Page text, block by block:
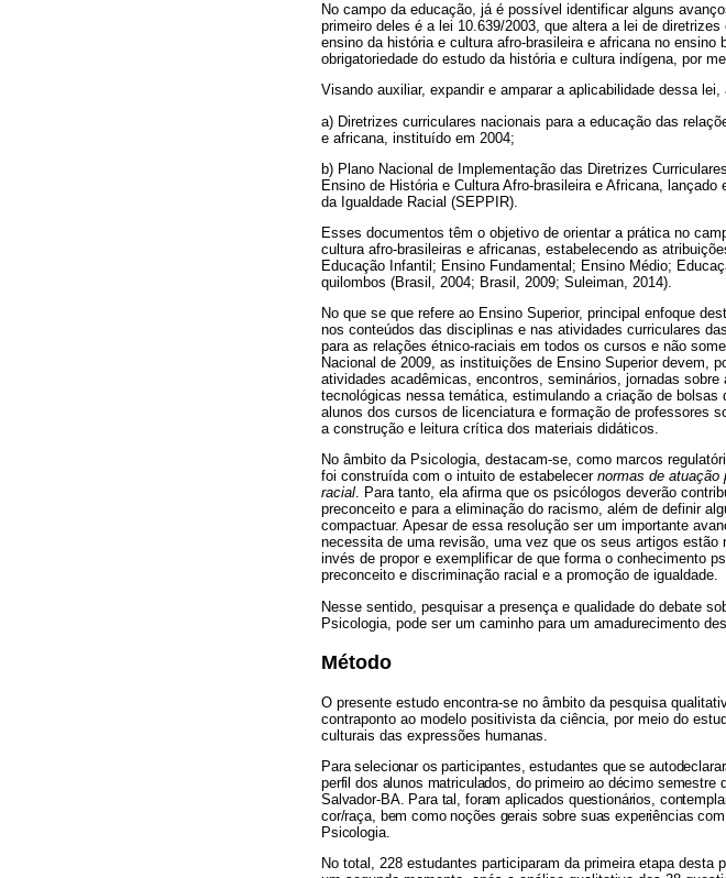
No campo da educação, já é possível identificar alguns
primeiro deles é a lei 10.639/2003, que altera a lei de
ensino da história e cultura afro-brasileira e africana no
obrigatoriedade do estudo da história e cultura indígena, por
Visando auxiliar, expandir e amparar a aplicabilidade dessa
a) Diretrizes curriculares nacionais para a educação das
e africana, instituído em 2004;
b) Plano Nacional de Implementação das Diretrizes
Ensino de História e Cultura Afro-brasileira e Africana,
da Igualdade Racial (SEPPIR).
Esses documentos têm o objetivo de orientar a prática no
cultura afro-brasileiras e africanas, estabelecendo as
Educação Infantil; Ensino Fundamental; Ensino Médio;
quilombos (Brasil, 2004; Brasil, 2009; Suleiman, 2014).
No que se que refere ao Ensino Superior, principal enfoque
nos conteúdos das disciplinas e nas atividades curriculares
para as relações étnico-raciais em todos os cursos e não
Nacional de 2009, as instituições de Ensino Superior devem,
atividades acadêmicas, encontros, seminários, jornadas
tecnológicas nessa temática, estimulando a criação de
alunos dos cursos de licenciatura e formação de professores
a construção e leitura crítica dos materiais didáticos.
No âmbito da Psicologia, destacam-se, como marcos
foi construída com o intuito de estabelecer normas de atuação
racial. Para tanto, ela afirma que os psicólogos deverão
preconceito e para a eliminação do racismo, além de definir
compactuar. Apesar de essa resolução ser um importante
necessita de uma revisão, uma vez que os seus artigos
invés de propor e exemplificar de que forma o conhecimento
preconceito e discriminação racial e a promoção de igualdade.
Nesse sentido, pesquisar a presença e qualidade do debate
Psicologia, pode ser um caminho para um amadurecimento
Método
O presente estudo encontra-se no âmbito da pesquisa
contraponto ao modelo positivista da ciência, por meio do
culturais das expressões humanas.
Para selecionar os participantes, estudantes que se
perfil dos alunos matriculados, do primeiro ao décimo
Salvador-BA. Para tal, foram aplicados questionários,
cor/raça, bem como noções gerais sobre suas experiências
Psicologia.
No total, 228 estudantes participaram da primeira etapa